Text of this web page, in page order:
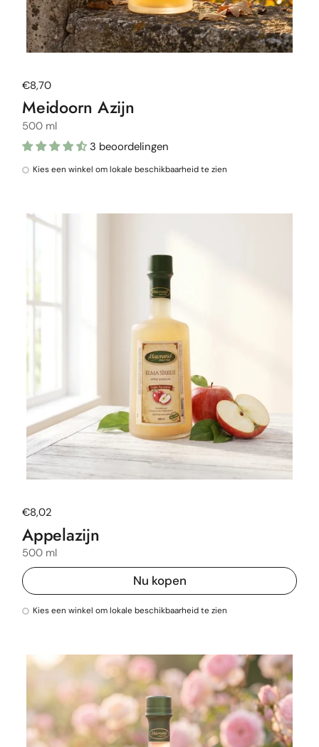
Normale prijs
€8,70
Meidoorn Azijn
500 ml
3 beoordelingen
Kies een winkel om lokale beschikbaarheid te zien
Normale prijs
€8,02
Appelazijn
500 ml
Nu kopen
Kies een winkel om lokale beschikbaarheid te zien